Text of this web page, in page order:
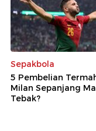
Sepakbola
5 Pembelian
Milan Sepanjang
Tebak?